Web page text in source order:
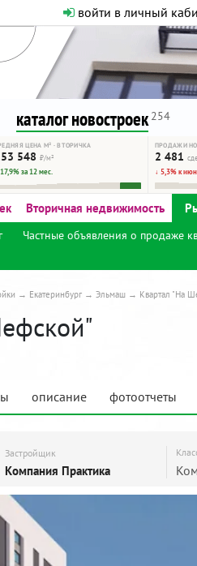
войти в личный
Никакого
он помогает
каталог новостроек 254
ЦЕНА М² · ВТОРИЧКА
548 ₽/м²
за 12 мес.
ПРОДАЖИ
2 481
↓ 5,3% к
Вторичная недвижимость
Частные объявления о продаже
Екатеринбург Эльмаш Квартал "На
описание фотоотчеты
Застройщик
Компания Практика